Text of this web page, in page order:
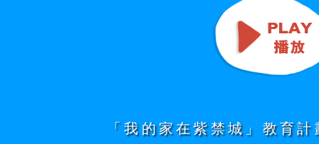
「我的家在紫禁城」教育